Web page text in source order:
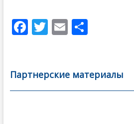
F
b
o
T
er
E
l
О
а
в
Партнерские материалы